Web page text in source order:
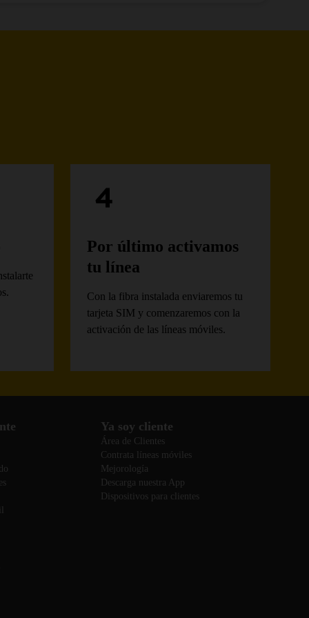
Por último activamos
tu línea
Con la fibra instalada enviaremos tu
tarjeta SIM y comenzaremos con la
activación de las líneas móviles.
Ya soy cliente
Área de Clientes
Contrata líneas móviles
Mejorología
Descarga nuestra App
Dispositivos para clientes